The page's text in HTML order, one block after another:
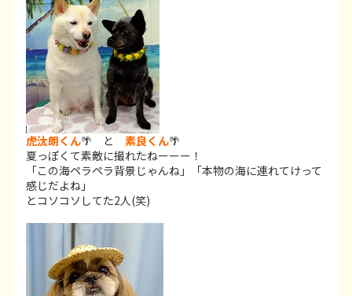
虎汰朗くん🌴 と 素良くん🌴
夏っぽくて素敵に撮れたねーーー！
「この海ペラペラ背景じゃんね」「本物の海に連れてけって
感じだよね」
とコソコソしてた2人(笑)